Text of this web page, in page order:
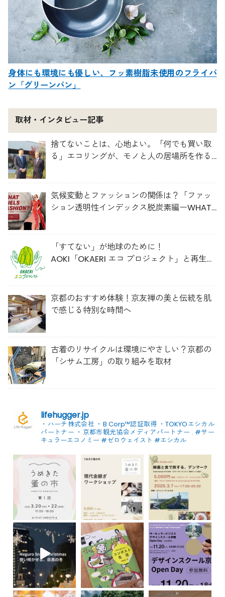
身体にも環境にも優しい、フッ素樹脂未使用のフライパ
ン「グリーンパン」
取材・インタビュー記事
捨てないことは、心地よい。「何でも買い取
る」エコリングが、モノと人の居場所を作る
気候変動とファッションの関係は？「ファッ
ション透明性インデックス脱炭素編ーWHAT
「すてない」が地球のために！
AOKI「OKAERI エコ プロジェクト」と再生ウ
京都のおすすめ体験！京友禅の美と伝統を肌
で感じる特別な時間へ
古着のリサイクルは環境にやさしい？京都の
「シサム工房」の取り組みを取材
lifehugger.jp
・ハーチ株式会社 ・B Corp™認証取得 ・TOKYOエシカル
パートナー ・京都市観光協会メディアパートナー . #サー
キュラーエコノミー #ゼロウェイスト #エシカル